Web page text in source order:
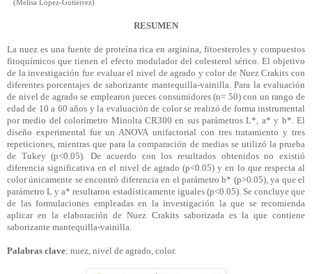
(Melisa López-Gutiérrez)
RESUMEN
La nuez es una fuente de proteína rica en arginina, fitoesteroles y compuestos
fitoquímicos que tienen el efecto modulador del colesterol sérico. El objetivo
de la investigación fue evaluar el nivel de agrado y color de NuezCrakits con
diferentes porcentajes de saborizante mantequilla-vainilla. Para la evaluación
de nivel de agrado se emplearon jueces consumidores (n= 50) con un rango de
edad de 10 a 60 años y la evaluación de color se realizó de forma instrumental
por medio del colorímetro Minolta CR300 en sus parámetros L*, a* y b*. El
diseño experimental fue un ANOVA unifactorial con tres tratamiento y tres
repeticiones, mientras que para la comparación de medias se utilizó la prueba
de Tukey (p<0.05). De acuerdo con los resultados obtenidos no existió
diferencia significativa en el nivel de agrado (p<0.05) y en lo que respecta al
color únicamente se encontró diferencia en el parámetro b* (p>0.05), ya que el
parámetro L y a* resultaron estadísticamente iguales (p<0.05). Se concluye que
de las formulaciones empleadas en la investigación la que se recomienda
aplicar en la elaboración de Nuez Crakitssaborizada es la que contiene
saborizante mantequilla-vainilla.
Palabras clave: nuez, nivel de agrado, color.